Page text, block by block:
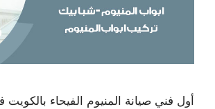
أول فني صيانة المنيوم الفيحاء بالكويت